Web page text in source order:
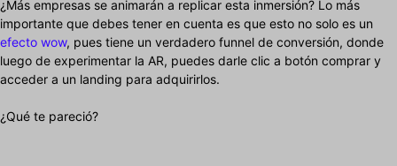
¿Más empresas se animarán a replicar esta inmersión? Lo más
importante que debes tener en cuenta es que esto no solo es un
efecto wow, pues tiene un verdadero funnel de conversión, donde
luego de experimentar la AR, puedes darle clic a botón comprar y
acceder a un landing para adquirirlos.
¿Qué te pareció?